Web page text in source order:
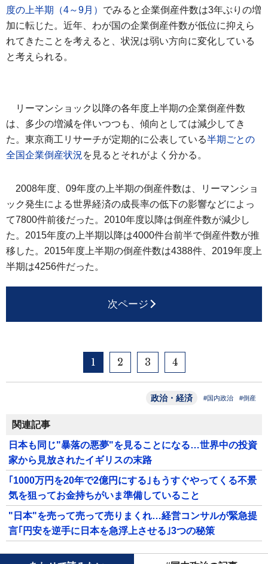
度の上半期（4～9月） でみると企業倒産件数は3年ぶりの増
加に転じた。近年、わが国の企業倒産件数が低位に抑えら
れてきたことを考えると、状況は弱い方向に変化している
と考えられる。
リーマンショック以降の各年度上半期の企業倒産件数
は、多少の増減を伴いつつも、傾向としては減少してき
た。東京商工リサーチが定期的に公表している半期ごとの
全国企業倒産状況を見るとそれがよく分かる。
2008年度、09年度の上半期の倒産件数は、リーマンショ
ック発生による世界経済の成長率の低下の影響などによっ
て7800件前後だった。2010年度以降は倒産件数が減少し
た。2015年度の上半期以降は4000件台前半で倒産件数が推
移した。2015年度上半期の倒産件数は4388件、2019年度上
半期は4256件だった。
次ページ
1 2 3 4
政治・経済 #国内政治 #倒産
関連記事
日本も同じ"暴落の悪夢"を見ることになる…世界中の投資
家から見放されたイギリスの末路
｢1000万円を20年で2億円にする｣もうすぐやってくる不景
気を狙ってお金持ちがいま準備していること
"日本"を売って売って売りまくれ…経営コンサルが緊急提
言｢円安を逆手に日本を急浮上させる｣3つの秘策